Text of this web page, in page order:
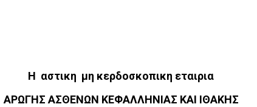
Η αστικη μη κερδοσκοπικη εταιρια
ΑΡΩΓΗΣ ΑΣΘΕΝΩΝ ΚΕΦΑΛΛΗΝΙΑΣ ΚΑΙ ΙΘΑΚΗΣ